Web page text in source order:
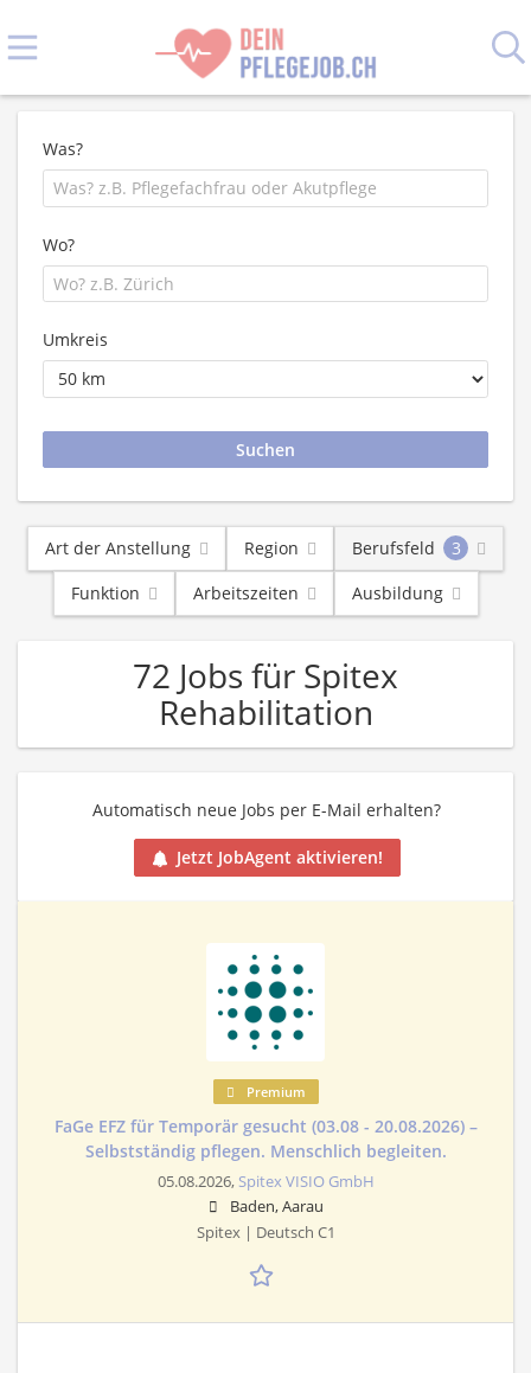
Was?
Wo?
Umkreis
Art der Anstellung Region Berufsfeld
3
Funktion
Arbeitszeiten Ausbildung
72 Jobs für Spitex
Rehabilitation
Automatisch neue Jobs per E-Mail erhalten?
Jetzt JobAgent aktivieren!
Premium
FaGe EFZ für Temporär gesucht (03.08 - 20.08.2026) –
Selbstständig pflegen. Menschlich begleiten.
05.08.2026, Spitex VISIO GmbH
Baden, Aarau
Spitex | Deutsch C1